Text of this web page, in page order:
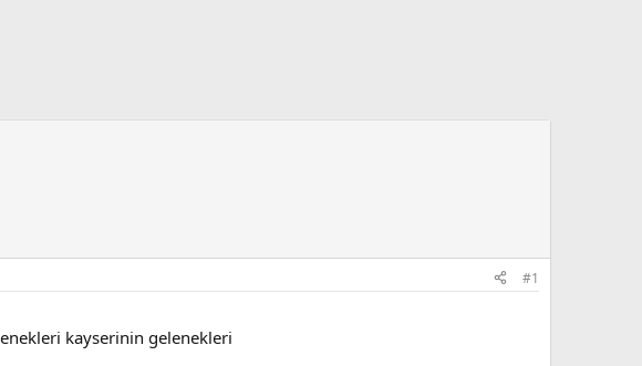
#1
kayserinin gelenekleri